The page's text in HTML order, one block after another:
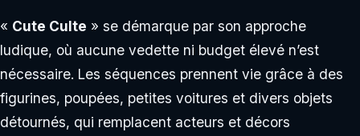
« Cute Culte » se démarque par son approche
ludique, où aucune vedette ni budget élevé n’est
nécessaire. Les séquences prennent vie grâce à des
figurines, poupées, petites voitures et divers objets
détournés, qui remplacent acteurs et décors